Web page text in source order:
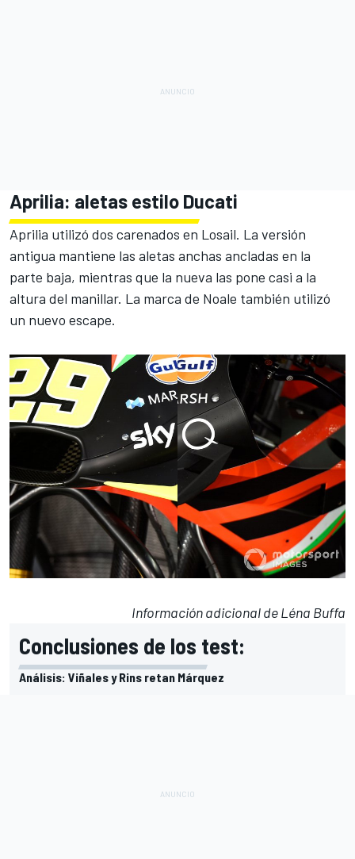
Aprilia: aletas estilo Ducati
Aprilia utilizó dos carenados en Losail. La versión
antigua mantiene las aletas anchas ancladas en la
parte baja, mientras que la nueva las pone casi a la
altura del manillar. La marca de Noale también utilizó
un nuevo escape.
Información adicional de Léna Buffa
Conclusiones de los test:
Análisis: Viñales y Rins retan Márquez